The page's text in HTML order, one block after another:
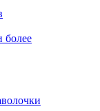
более